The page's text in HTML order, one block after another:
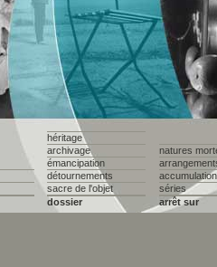
héritage
archivage
émancipation
détournements
sacre de l'objet
dossier
natures
séries
arrêt sur